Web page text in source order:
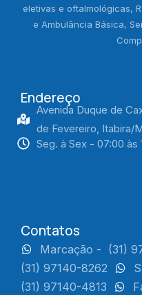
eletivas e oftalmológicas,
e Ambulância Básica,
Endereço
Avenida Duque de
de Fevereiro, Itabira/
Seg. à Sex - 07:00 às
Contatos
Marcação - (31)
(31) 97140-8262
(31) 97140-4813